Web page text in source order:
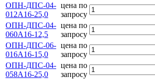
ОПН-ДПС-04-
012А16-25,0
цена по
запросу
ОПН-ДПС-04-
060А16-12,5
цена по
запросу
ОПН-ДПС-06-
016А16-15,0
цена по
запросу
ОПН-ДПС-04-
058А16-25,0
цена по
запросу